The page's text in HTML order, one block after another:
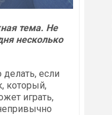
тема. Не
несколько
делать, если
который,
играть,